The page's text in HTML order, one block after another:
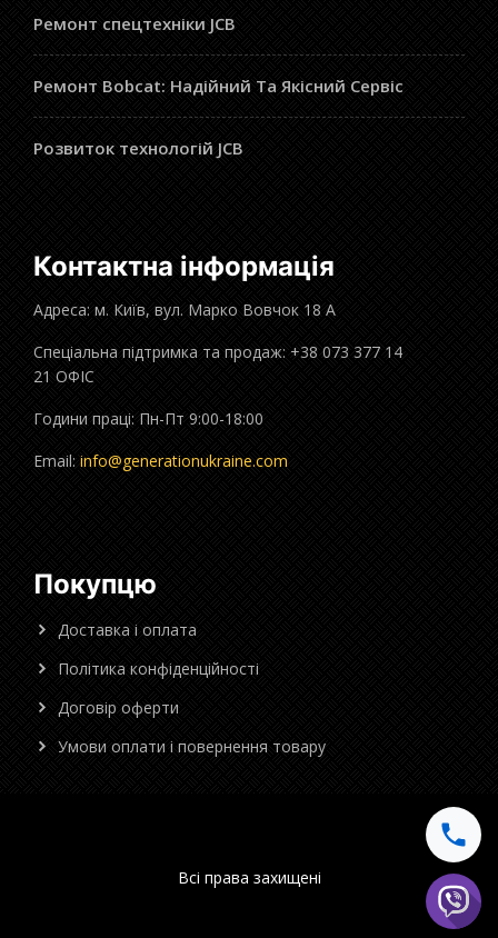
Ремонт спецтехніки JCB
Ремонт Bobcat: Надійний Та Якісний Сервіс
Розвиток технологій JCB
Контактна інформація
Адреса: м. Київ, вул. Марко Вовчок 18 А
Спеціальна підтримка та продаж: +38 073 377 14
21 ОФІС
Години праці: Пн-Пт 9:00-18:00
Email: info@generationukraine.com
Покупцю
Доставка і оплата
Політика конфіденційності
Договір оферти
Умови оплати і повернення товару
Всі права захищені